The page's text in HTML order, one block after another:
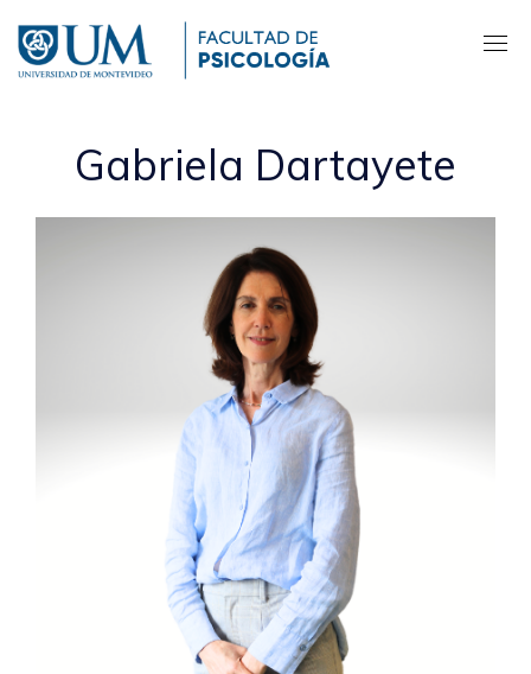
contenido
principal
Gabriela Dartayete